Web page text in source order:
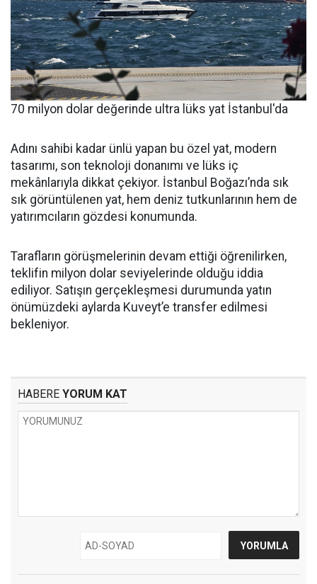
70 milyon dolar değerinde ultra lüks yat İstanbul'da
Adını sahibi kadar ünlü yapan bu özel yat, modern
tasarımı, son teknoloji donanımı ve lüks iç
mekânlarıyla dikkat çekiyor. İstanbul Boğazı’nda sık
sık görüntülenen yat, hem deniz tutkunlarının hem de
yatırımcıların gözdesi konumunda.
Tarafların görüşmelerinin devam ettiği öğrenilirken,
teklifin milyon dolar seviyelerinde olduğu iddia
ediliyor. Satışın gerçekleşmesi durumunda yatın
önümüzdeki aylarda Kuveyt’e transfer edilmesi
bekleniyor.
HABERE YORUM KAT